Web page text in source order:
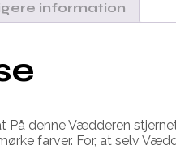
information
denne Vædderen
farver. For, at selv